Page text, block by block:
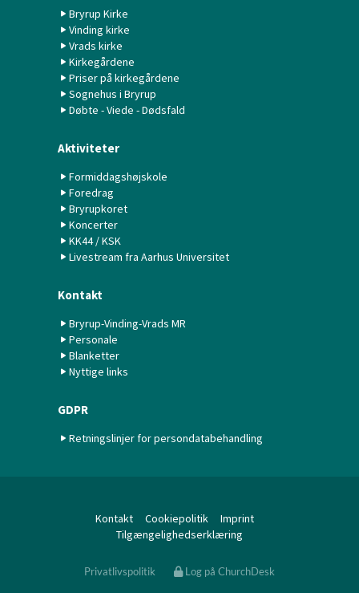
Bryrup Kirke
Vinding kirke
Vrads kirke
Kirkegårdene
Priser på kirkegårdene
Sognehus i Bryrup
Døbte - Viede - Dødsfald
Aktiviteter
Formiddagshøjskole
Foredrag
Bryrupkoret
Koncerter
KK44 / KSK
Livestream fra Aarhus Universitet
Kontakt
Bryrup-Vinding-Vrads MR
Personale
Blanketter
Nyttige links
GDPR
Retningslinjer for persondatabehandling
Kontakt Cookiepolitik
Imprint
Tilgængelighedserklæring
Privatlivspolitik Log på ChurchDesk